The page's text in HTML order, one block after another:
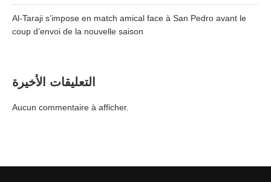
Al-Taraji s’impose en match amical face à San Pedro avant le
coup d’envoi de la nouvelle saison
التعليقات الأخيرة
Aucun commentaire à afficher.